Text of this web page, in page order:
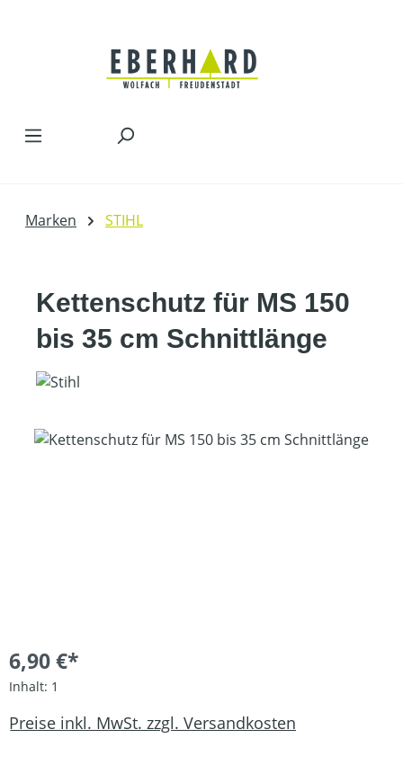
Marken STIHL
Kettenschutz für MS 150
bis 35 cm Schnittlänge
Bildergalerie überspringen
6,90 €*
Inhalt: 1
Preise inkl. MwSt. zzgl. Versandkosten